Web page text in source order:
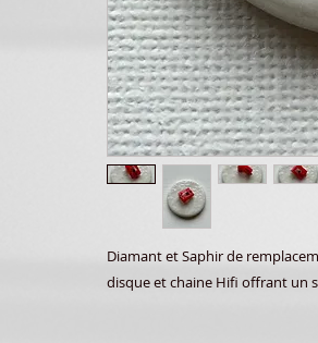
Diamant et Saphir de
disque et chaine Hifi offrant un